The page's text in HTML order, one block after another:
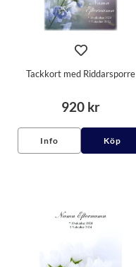
Tackkort med Riddarsporre
920 kr
Info Köp